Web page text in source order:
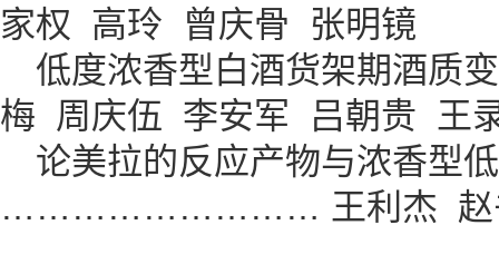
家权 高玲 曾庆骨 张明镜
低度浓香型白酒货架期酒质
梅 周庆伍 李安军 吕朝贵 王
论美拉的反应产物与浓香型
……………………… 王利杰 赵